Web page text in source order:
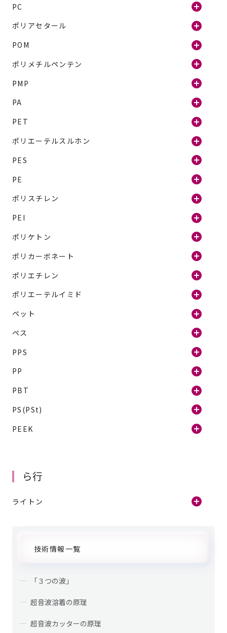
PC
ポリアセタール
POM
ポリメチルペンテン
PMP
PA
PET
ポリエーテルスルホン
PES
PE
ポリスチレン
PEI
ポリケトン
ポリカーボネート
ポリエチレン
ポリエーテルイミド
ペット
ペス
PPS
PP
PBT
PS(PSt)
PEEK
ら行
ライトン
技術情報一覧
「３つの波」
超音波溶着の原理
超音波カッターの原理